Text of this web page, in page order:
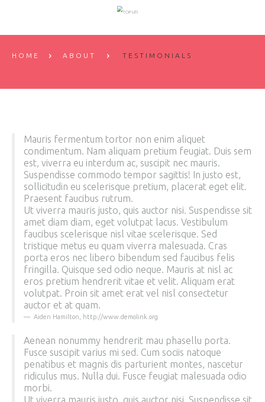
HOME ABOUT TESTIMONIALS
Mauris fermentum tortor non enim aliquet
condimentum. Nam aliquam pretium feugiat. Duis sem
est, viverra eu interdum ac, suscipit nec mauris.
Suspendisse commodo tempor sagittis! In justo est,
sollicitudin eu scelerisque pretium, placerat eget elit.
Praesent faucibus rutrum.
Ut viverra mauris justo, quis auctor nisi. Suspendisse sit
amet diam diam, eget volutpat lacus. Vestibulum
faucibus scelerisque nisl vitae scelerisque. Sed
tristique metus eu quam viverra malesuada. Cras
porta eros nec libero bibendum sed faucibus felis
fringilla. Quisque sed odio neque. Mauris at nisl ac
eros pretium hendrerit vitae et velit. Aliquam erat
volutpat. Proin sit amet erat vel nisl consectetur
auctor et at quam.
Aiden Hamilton, http://www.demolink.org
Aenean nonummy hendrerit mau phasellu porta.
Fusce suscipit varius mi sed. Cum sociis natoque
penatibus et magnis dis parturient montes, nascetur
ridiculus mus. Nulla dui. Fusce feugiat malesuada odio
morbi.